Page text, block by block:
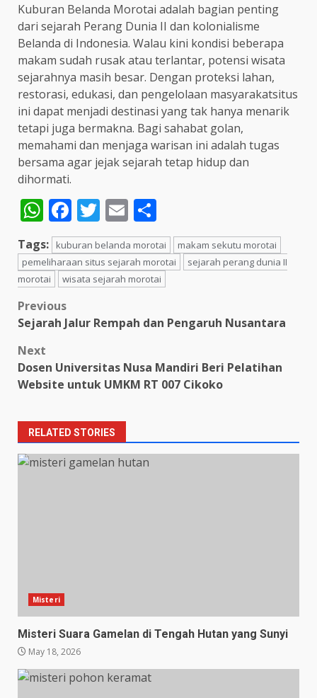
Kuburan Belanda Morotai adalah bagian penting
dari sejarah Perang Dunia II dan kolonialisme
Belanda di Indonesia. Walau kini kondisi beberapa
makam sudah rusak atau terlantar, potensi wisata
sejarahnya masih besar. Dengan proteksi lahan,
restorasi, edukasi, dan pengelolaan masyarakatsitus
ini dapat menjadi destinasi yang tak hanya menarik
tetapi juga bermakna. Bagi sahabat golan,
memahami dan menjaga warisan ini adalah tugas
bersama agar jejak sejarah tetap hidup dan
dihormati.
WhatsApp
Facebook
Twitter
Email
Tags: kuburan belanda morotai
makam sekutu morotai
pemeliharaan situs sejarah morotai
sejarah perang dunia II
morotai
wisata sejarah morotai
Post
navigation
Previous
Sejarah Jalur Rempah dan Pengaruh Nusantara
Next
Dosen Universitas Nusa Mandiri Beri Pelatihan
Website untuk UMKM RT 007 Cikoko
RELATED STORIES
Misteri
Misteri Suara Gamelan di Tengah Hutan yang Sunyi
May 18, 2026